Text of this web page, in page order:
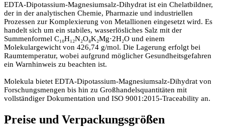
EDTA-Dipotassium-Magnesiumsalz-Dihydrat ist ein Chelatbildner,
der in der analytischen Chemie, Pharmazie und industriellen
Prozessen zur Komplexierung von Metallionen eingesetzt wird. Es
handelt sich um ein stabiles, wasserlösliches Salz mit der
Summenformel C₁₀H₁₂N₂O₈K₂Mg·2H₂O und einem
Molekulargewicht von 426,74 g/mol. Die Lagerung erfolgt bei
Raumtemperatur, wobei aufgrund möglicher Gesundheitsgefahren
ein Warnhinweis zu beachten ist.
Molekula bietet EDTA-Dipotassium-Magnesiumsalz-Dihydrat von
Forschungsmengen bis hin zu Großhandelsquantitäten mit
vollständiger Dokumentation und ISO 9001:2015-Traceability an.
Preise und Verpackungsgrößen